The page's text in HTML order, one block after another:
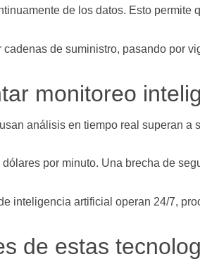
de los datos. Esto permite
de suministro, pasando por
monitoreo
análisis en tiempo real superan a
por minuto. Una brecha de
inteligencia artificial operan 24/7,
de estas